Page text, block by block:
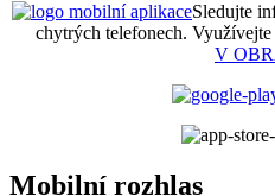
Sledujte
chytrých telefonech. Využívejte
V
Mobilní rozhlas